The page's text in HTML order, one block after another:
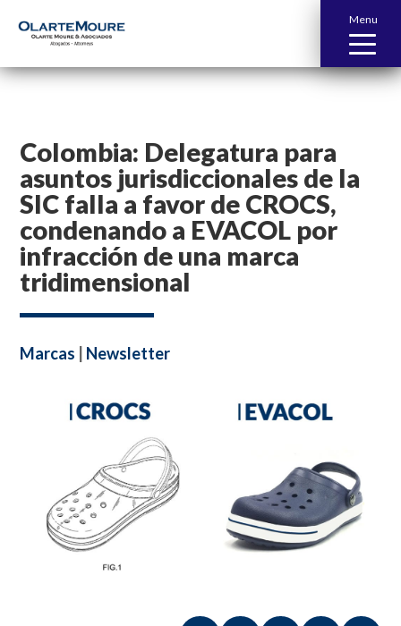
Menu
Colombia: Delegatura para
asuntos jurisdiccionales de la
SIC falla a favor de CROCS,
condenando a EVACOL por
infracción de una marca
tridimensional
Marcas Newsletter